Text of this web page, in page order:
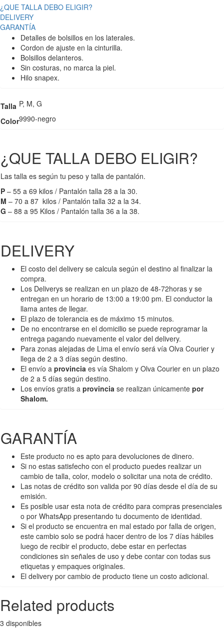
¿QUE TALLA DEBO ELIGIR?
DELIVERY
GARANTÍA
Detalles de bolsillos en los laterales.
Cordon de ajuste en la cinturilla.
Bolsillos delanteros.
Sin costuras, no marca la piel.
Hilo snapex.
Talla P, M, G
Color9990-negro
¿QUE TALLA DEBO ELIGIR?
Las talla es según tu peso y talla de pantalón.
P – 55 a 69 kilos / Pantalón talla 28 a la 30.
M – 70 a 87 kilos / Pantalón talla 32 a la 34.
G – 88 a 95 Kilos / Pantalón talla 36 a la 38.
DELIVERY
El costo del delivery se calcula según el destino al finalizar la
compra.
Los Deliverys se realizan en un plazo de 48-72horas y se
entregan en un horario de 13:00 a 19:00 pm. El conductor la
llama antes de llegar.
El plazo de tolerancia es de máximo 15 minutos.
De no encontrarse en el domicilio se puede reprogramar la
entrega pagando nuevamente el valor del delivery.
Para zonas alejadas de Lima el envío será vía Olva Courier y
llega de 2 a 3 días según destino.
El envío a provincia es vía Shalom y Olva Courier en un plazo
de 2 a 5 días según destino.
Los envíos gratis a provincia se realizan únicamente por
Shalom.
GARANTÍA
Este producto no es apto para devoluciones de dinero.
Si no estas satisfecho con el producto puedes realizar un
cambio de talla, color, modelo o solicitar una nota de crédito.
Las notas de crédito son valida por 90 días desde el día de su
emisión.
Es posible usar esta nota de crédito para compras presenciales
o por WhatsApp presentando tu documento de identidad.
Si el producto se encuentra en mal estado por falla de origen,
este cambio solo se podrá hacer dentro de los 7 días hábiles
luego de recibir el producto, debe estar en perfectas
condiciones sin señales de uso y debe contar con todas sus
etiquetas y empaques originales.
El delivery por cambio de producto tiene un costo adicional.
Related products
3 disponibles